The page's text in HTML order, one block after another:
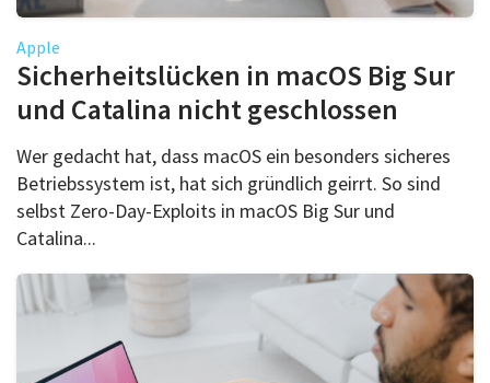
Apple
Sicherheitslücken in macOS Big Sur
und Catalina nicht geschlossen
Wer gedacht hat, dass macOS ein besonders sicheres
Betriebssystem ist, hat sich gründlich geirrt. So sind
selbst Zero-Day-Exploits in macOS Big Sur und
Catalina...